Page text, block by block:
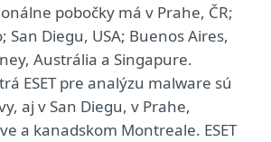
pobočky má v Prahe, ČR;
San Diegu, USA; Buenos Aires,
Austrália a Singapure.
ESET pre analýzu malware sú
aj v San Diegu, v Prahe,
a kanadskom Montreale. ESET